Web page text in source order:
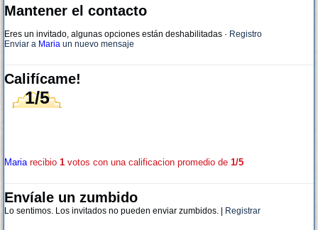
Mantener el contacto
Eres un invitado, algunas opciones están deshabilitadas · Registro
Enviar a Maria un nuevo mensaje
Califícame!
1/5
Mariarecibio 1 votos con una calificacion promedio de 1/5
Envíale un zumbido
Lo sentimos. Los invitados no pueden enviar zumbidos. | Registrar